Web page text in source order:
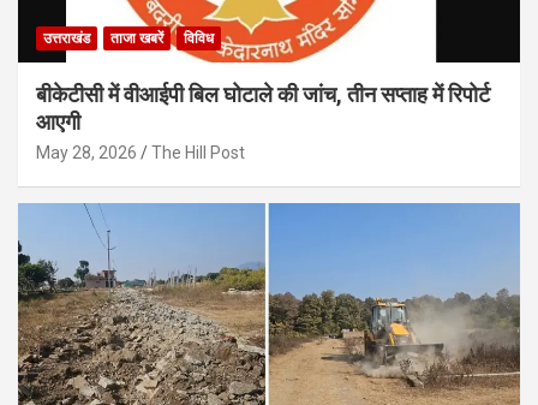
उत्तराखंड ताजा खबरें विविध
बीकेटीसी में वीआईपी बिल घोटाले की जांच, तीन सप्ताह में रिपोर्ट
आएगी
May 28, 2026 The Hill Post